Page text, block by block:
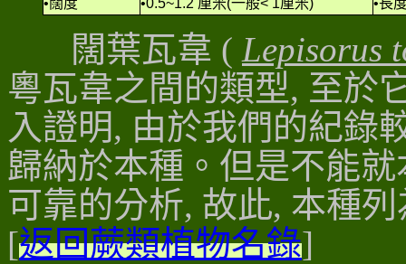
•闊度
•0.5~1.2 厘米(一般< 1厘米)
•長
闊葉瓦韋 ( Lepisorus
粵瓦韋之間的類型, 至於
入證明, 由於我們的紀錄
歸納於本種 。但是不能
可靠的分析, 故此, 本種
[返回蕨類植物名錄]